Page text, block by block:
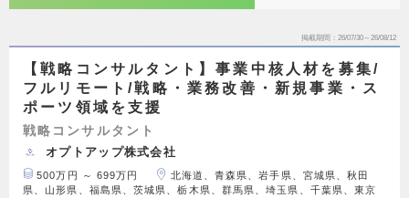
掲載期間 26/07/30～26/08/12
【戦略コンサルタント】事業中核人材を募集/
フルリモート/戦略・業務改善・新規事業・ス
ポーツ領域を支援
戦略コンサルタント
オプトアップ株式会社
500万円 ～ 699万円
北海道、青森県、岩手県、宮城県、秋田
県、山形県、福島県、茨城県、栃木県、群馬県、埼玉県、千葉県、東京